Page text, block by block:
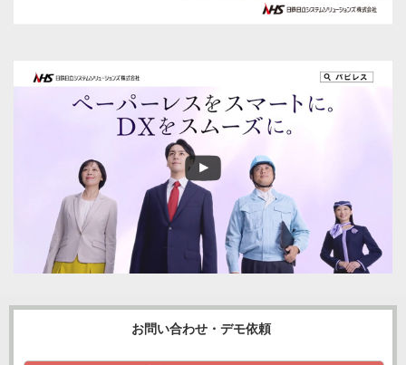
お問い合わせ・デモ依頼